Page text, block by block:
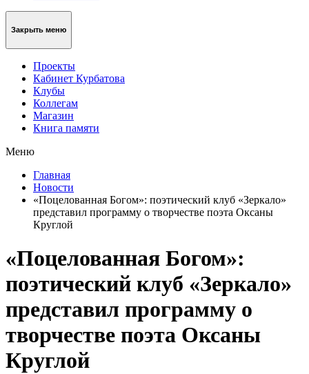
Закрыть меню
Проекты
Кабинет Курбатова
Клубы
Коллегам
Магазин
Книга памяти
Меню
Главная
Новости
«Поцелованная Богом»: поэтический клуб «Зеркало»
представил программу о творчестве поэта Оксаны
Круглой
«Поцелованная Богом»:
поэтический клуб «Зеркало»
представил программу о
творчестве поэта Оксаны
Круглой